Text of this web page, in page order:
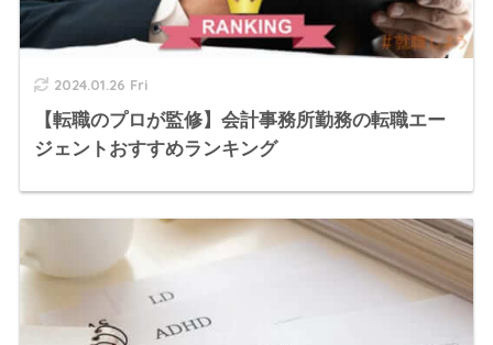
2024.01.26 Fri
【転職のプロが監修】会計事務所勤務の転職エー
ジェントおすすめランキング